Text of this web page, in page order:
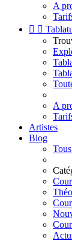
A
 
A
Artistes
Blog